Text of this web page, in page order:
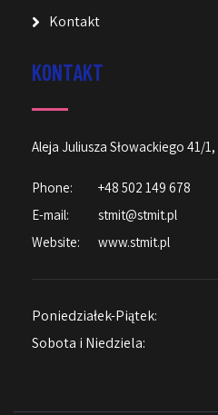
Kontakt
KONTAKT
Aleja Juliusza Słowackiego 41/
Phone:
+48 502 149 678
E-mail:
stmit@stmit.pl
Website:
www.stmit.pl
Poniedziałek-Piątek:
Sobota i Niedziela: